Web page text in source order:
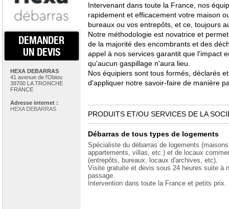
DEMANDER
UN DEVIS
HEXA DEBARRAS
41 avenue de l'Obiou
38700 LA TRONCHE
FRANCE
Adresse internet :
HEXA DEBARRAS
Intervenant dans toute la France, nos
rapidement et efficacement votre maison
bureaux ou vos entrepôts, et ce, toujours
Notre méthodologie est novatrice et
de la majorité des encombrants et des
appel à nos services garantit que l'impact
qu'aucun gaspillage n'aura lieu.
Nos équipiers sont tous formés, déclarés
d'appliquer notre savoir-faire de manière
PRODUITS ET/OU SERVICES DE LA
Débarras de tous types de logements
Spécialiste du débarras de logements
appartements, villas, etc.) et de locaux
(entrepôts, bureaux, locaux d'archives, etc).
Visite gratuite et devis sous 24 heures suite à
passage.
Intervention dans toute la France et petits prix.